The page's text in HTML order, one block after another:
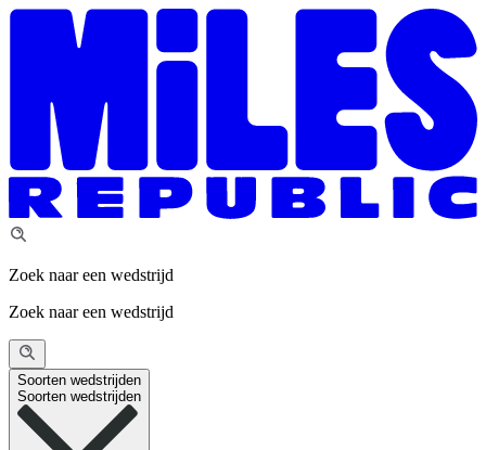
Zoek naar een wedstrijd
Zoek naar een wedstrijd
Soorten wedstrijden
Soorten wedstrijden